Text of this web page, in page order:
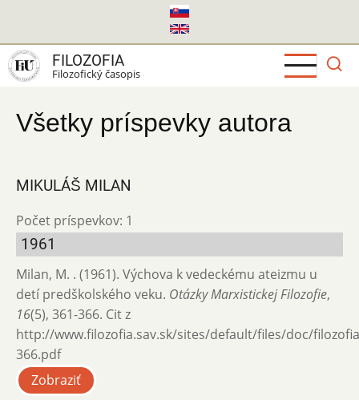
hlavný
obsah
FILOZOFIA
Filozofický časopis
Všetky príspevky autora
MIKULÁŠ MILAN
Počet príspevkov: 1
1961
Milan, M. . (1961). Výchova k vedeckému ateizmu u
detí predškolského veku. Otázky Marxistickej Filozofie,
16(5), 361-366. Cit z
http://www.filozofia.sav.sk/sites/default/files/doc/
366.pdf
Zobraziť